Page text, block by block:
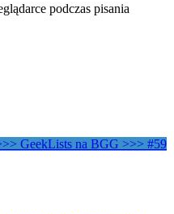
podczas pisania
GeekLists na BGG >>> #59